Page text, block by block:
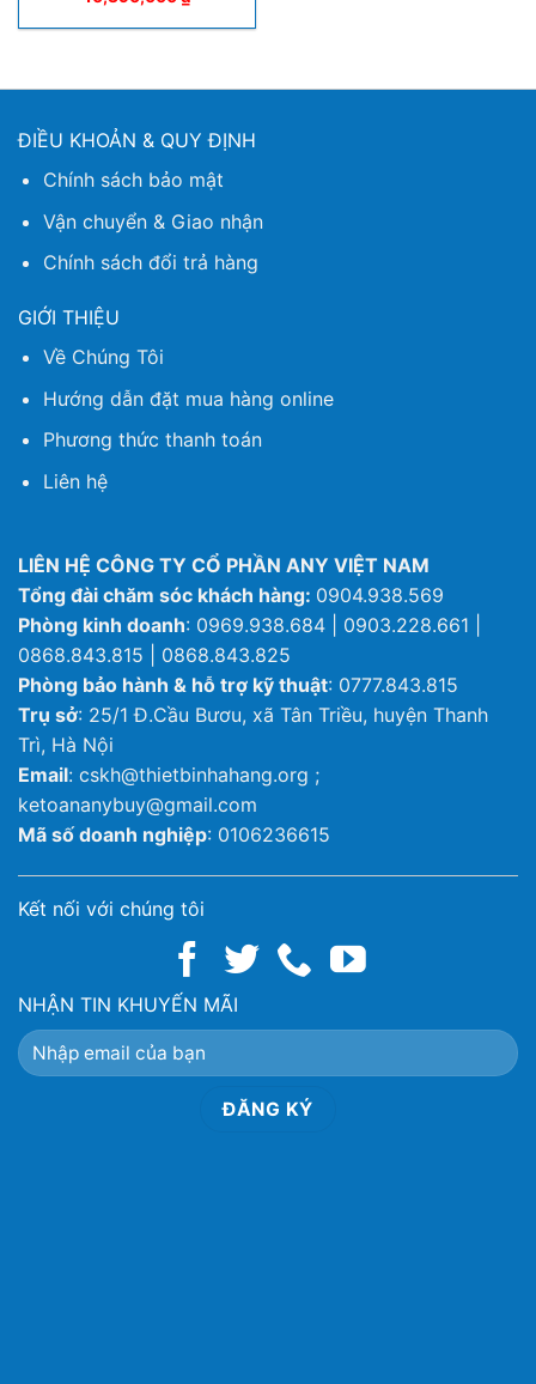
ĐIỀU KHOẢN & QUY ĐỊNH
Chính sách bảo mật
Vận chuyển & Giao nhận
Chính sách đổi trả hàng
GIỚI THIỆU
Về Chúng Tôi
Hướng dẫn đặt mua hàng online
Phương thức thanh toán
Liên hệ
LIÊN HỆ CÔNG TY CỔ PHẦN ANY VIỆT NAM
Tổng đài chăm sóc khách hàng: 0904.938.569
Phòng kinh doanh: 0969.938.684 | 0903.228.661 |
0868.843.815 | 0868.843.825
Phòng bảo hành & hỗ trợ kỹ thuật: 0777.843.815
Trụ sở: 25/1 Đ.Cầu Bươu, xã Tân Triều, huyện Thanh
Trì, Hà Nội
Email: cskh@thietbinhahang.org ;
ketoananybuy@gmail.com
Mã số doanh nghiệp: 0106236615
Kết nối với chúng tôi
NHẬN TIN KHUYẾN MÃI